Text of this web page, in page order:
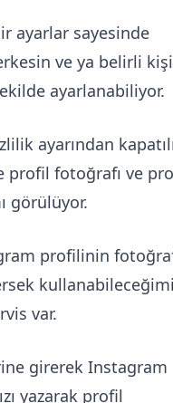
ayarlar sayesinde
ve ya belirli
ayarlanabiliyor.
ayarından
profil fotoğrafı ve
görülüyor.
profilinin
var.
girerek Instagram
yazarak profil